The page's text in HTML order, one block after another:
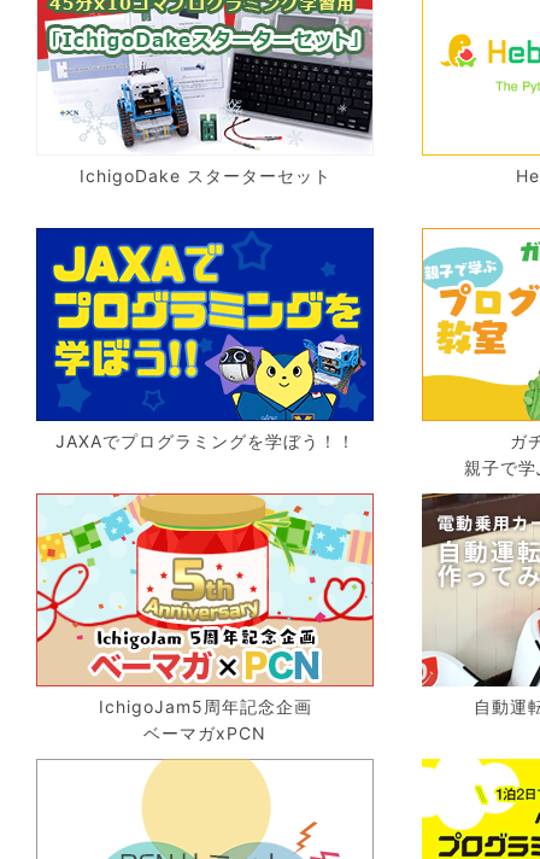
IchigoDake スターターセット
JAXAでプログラミングを学ぼう！！
ガ
親子で
IchigoJam5周年記念企画
ベーマガxPCN
自動運